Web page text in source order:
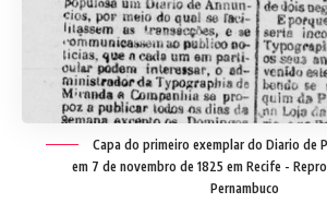
Capa do primeiro exemplar do Diario de
em 7 de novembro de 1825 em Recife -
Pernambuco